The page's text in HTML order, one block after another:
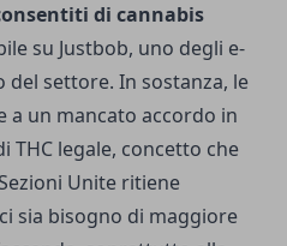
di cannabis
su Justbob, uno degli e-
settore. In sostanza, le
a un mancato accordo in
THC legale, concetto che
Unite ritiene
sia bisogno di maggiore